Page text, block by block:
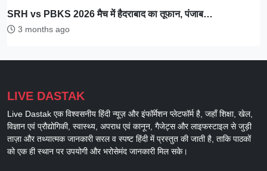
SRH vs PBKS 2026 मैच में हैदराबाद का तूफान, पंजाब…
3 months ago
LIVE DASTAK
Live Dastak एक विश्वसनीय हिंदी न्यूज़ और इंफॉर्मेशन प्लेटफॉर्म है, जहाँ शिक्षा, खेल,
विज्ञान एवं प्रौद्योगिकी, स्वास्थ्य, अपराध एवं कानून, गैजेट्स और लाइफस्टाइल से जुड़ी
ताज़ा और तथ्यात्मक जानकारी सरल व स्पष्ट हिंदी में प्रस्तुत की जाती है, ताकि पाठकों
को एक ही स्थान पर उपयोगी और भरोसेमंद जानकारी मिल सके।